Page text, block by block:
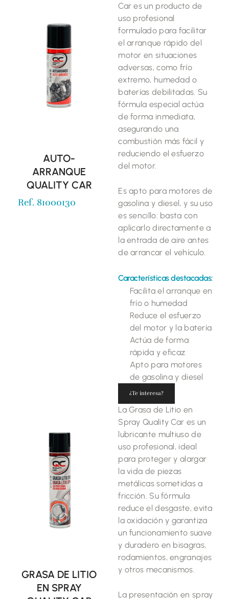
AUTO-
ARRANQUE
QUALITY CAR
Ref. 81000130
Car es un producto de
uso profesional
formulado para facilitar
el arranque rápido del
motor en situaciones
adversas, como frío
extremo, humedad o
baterías debilitadas. Su
fórmula especial actúa
de forma inmediata,
asegurando una
combustión más fácil y
reduciendo el esfuerzo
del motor.
Es apto para motores de
gasolina y diesel, y su uso
es sencillo: basta con
aplicarlo directamente a
la entrada de aire antes
de arrancar el vehículo.
Características destacadas:
Facilita el arranque en
frío o humedad
Reduce el esfuerzo
del motor y la batería
Actúa de forma
rápida y eficaz
Apto para motores
de gasolina y diesel
¿Te interesa?
GRASA DE LITIO
EN SPRAY
La Grasa de Litio en
Spray Quality Car es un
lubricante multiuso de
uso profesional, ideal
para proteger y alargar
la vida de piezas
metálicas sometidas a
fricción. Su fórmula
reduce el desgaste, evita
la oxidación y garantiza
un funcionamiento suave
y duradero en bisagras,
rodamientos, engranajes
y otros mecanismos.
La presentación en spray